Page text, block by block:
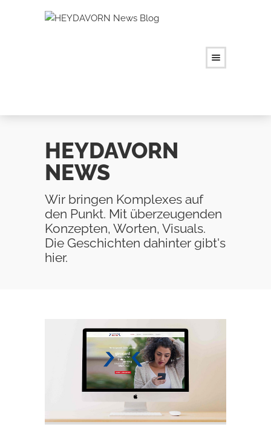
HEYDAVORN
NEWS
Wir bringen Komplexes auf
den Punkt. Mit überzeugenden
Konzepten, Worten, Visuals.
Die Geschichten dahinter gibt's
hier.